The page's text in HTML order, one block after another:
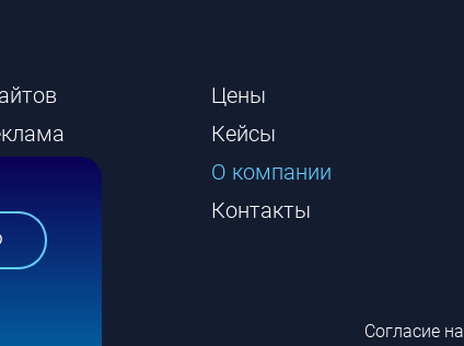
Цены
Кейсы
О компании
Контакты
Согласие